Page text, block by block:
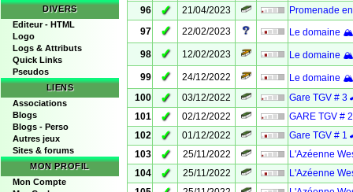
DIVERS
Editeur - HTML
Logo
Logs & Attributs
Quick Links
Pseudos
LIENS
Associations
Blogs
Blogs - Perso
Autres jeux
Sites & forums
MON PROFIL
Mon Compte
96
✓ 21/04/2023
Promenade
97
✓ 22/02/2023
Le domaine
98
✓ 12/02/2023
Le domaine
99
✓ 24/12/2022
Le domaine
100
✓ 03/12/2022
Gare TGV # 3
101
✓ 02/12/2022
GARE TGV #
102
✓ 01/12/2022
Gare TGV # 1
103
✓ 25/11/2022
L'Azéenne
104
✓ 25/11/2022
L'Azéenne